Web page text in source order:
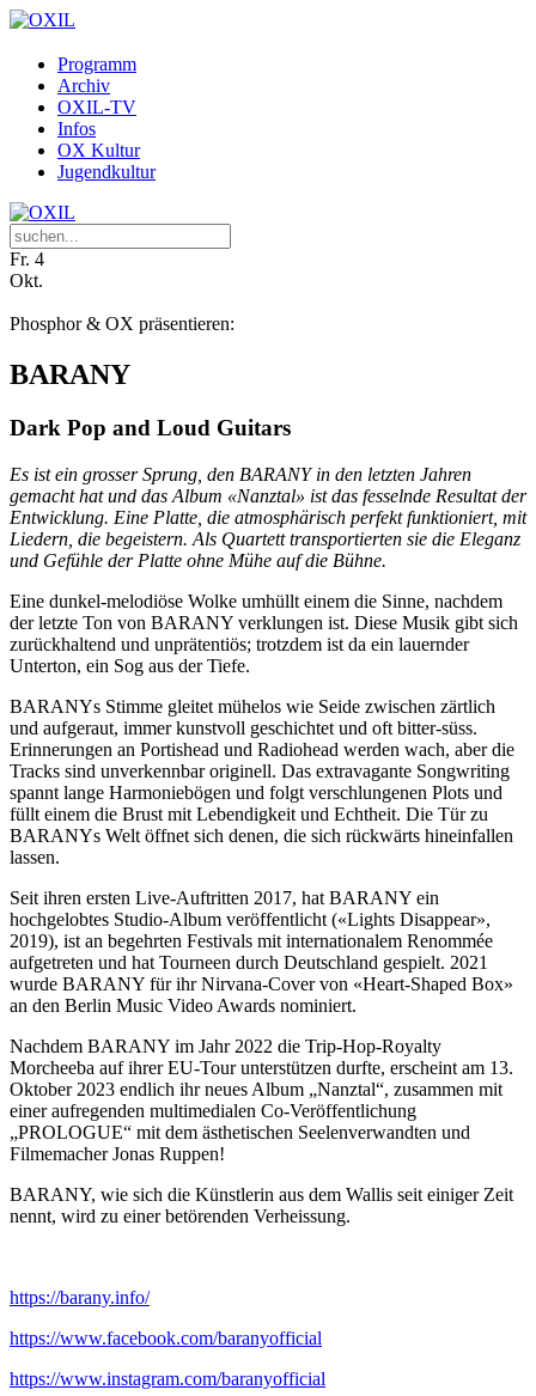
Programm
Archiv
OXIL-TV
Infos
OX Kultur
Jugendkultur
Fr. 4
Okt.
Phosphor & OX präsentieren:
BARANY
Dark Pop and Loud Guitars
Es ist ein grosser Sprung, den BARANY in den letzten Jahren
gemacht hat und das Album «Nanztal» ist das fesselnde Resultat der
Entwicklung. Eine Platte, die atmosphärisch perfekt funktioniert, mit
Liedern, die begeistern. Als Quartett transportierten sie die Eleganz
und Gefühle der Platte ohne Mühe auf die Bühne.
Eine dunkel-melodiöse Wolke umhüllt einem die Sinne, nachdem
der letzte Ton von BARANY verklungen ist. Diese Musik gibt sich
zurückhaltend und unprätentiös; trotzdem ist da ein lauernder
Unterton, ein Sog aus der Tiefe.
BARANYs Stimme gleitet mühelos wie Seide zwischen zärtlich
und aufgeraut, immer kunstvoll geschichtet und oft bitter-süss.
Erinnerungen an Portishead und Radiohead werden wach, aber die
Tracks sind unverkennbar originell. Das extravagante Songwriting
spannt lange Harmoniebögen und folgt verschlungenen Plots und
füllt einem die Brust mit Lebendigkeit und Echtheit. Die Tür zu
BARANYs Welt öffnet sich denen, die sich rückwärts hineinfallen
lassen.
Seit ihren ersten Live-Auftritten 2017, hat BARANY ein
hochgelobtes Studio-Album veröffentlicht («Lights Disappear»,
2019), ist an begehrten Festivals mit internationalem Renommée
aufgetreten und hat Tourneen durch Deutschland gespielt. 2021
wurde BARANY für ihr Nirvana-Cover von «Heart-Shaped Box»
an den Berlin Music Video Awards nominiert.
Nachdem BARANY im Jahr 2022 die Trip-Hop-Royalty
Morcheeba auf ihrer EU-Tour unterstützen durfte, erscheint am 13.
Oktober 2023 endlich ihr neues Album „Nanztal“, zusammen mit
einer aufregenden multimedialen Co-Veröffentlichung
„PROLOGUE“ mit dem ästhetischen Seelenverwandten und
Filmemacher Jonas Ruppen!
BARANY, wie sich die Künstlerin aus dem Wallis seit einiger Zeit
nennt, wird zu einer betörenden Verheissung.
https://barany.info/
https://www.facebook.com/baranyofficial
https://www.instagram.com/baranyofficial